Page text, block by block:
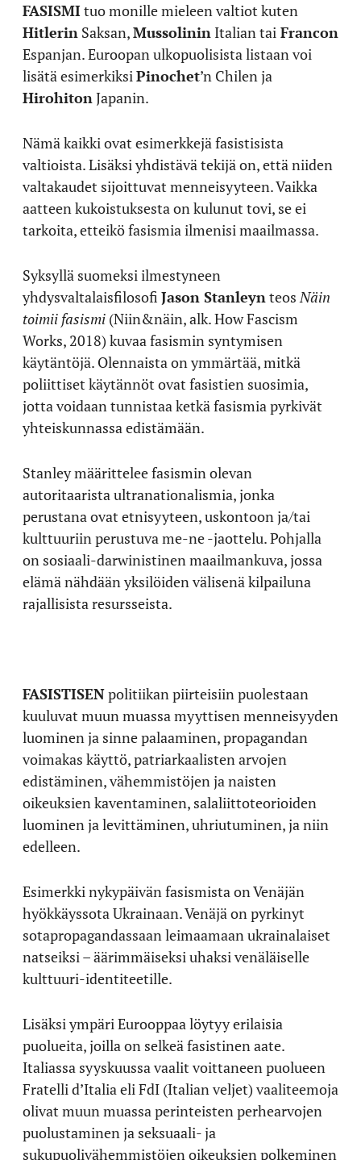
FASISMItuo monille mieleen valtiot kuten
Hitlerin Saksan,Mussolinin Italian tai Francon
Espanjan. Euroopan ulkopuolisista listaan voi
lisätä esimerkiksiPinochet’n Chilen ja
HirohitonJapanin.
Nämä kaikki ovat esimerkkejä fasistisista
valtioista. Lisäksi yhdistävä tekijä on, että niiden
valtakaudet sijoittuvat menneisyyteen. Vaikka
aatteen kukoistuksesta on kulunut tovi, se ei
tarkoita, etteikö fasismia ilmenisi maailmassa.
Syksyllä suomeksi ilmestyneen
yhdysvaltalaisfilosofi Jason StanleynteosNäin
toimii fasismi (Niin&näin, alk. How Fascism
Works, 2018) kuvaa fasismin syntymisen
käytäntöjä. Olennaista on ymmärtää, mitkä
poliittiset käytännöt ovat fasistien suosimia,
jotta voidaan tunnistaa ketkä fasismia pyrkivät
yhteiskunnassa edistämään.
Stanley määrittelee fasismin olevan
autoritaarista ultranationalismia, jonka
perustana ovat etnisyyteen, uskontoon ja/tai
kulttuuriin perustuva me-ne -jaottelu. Pohjalla
on sosiaali-darwinistinen maailmankuva, jossa
elämä nähdään yksilöiden välisenä kilpailuna
rajallisista resursseista.
FASISTISENpolitiikan piirteisiin puolestaan
kuuluvat muun muassa myyttisen menneisyyden
luominen ja sinne palaaminen, propagandan
voimakas käyttö, patriarkaalisten arvojen
edistäminen, vähemmistöjen ja naisten
oikeuksien kaventaminen, salaliittoteorioiden
luominen ja levittäminen, uhriutuminen, ja niin
edelleen.
Esimerkki nykypäivän fasismista on Venäjän
hyökkäyssota Ukrainaan. Venäjä on pyrkinyt
sotapropagandassaan leimaamaan ukrainalaiset
natseiksi – äärimmäiseksi uhaksi venäläiselle
kulttuuri-identiteetille.
Lisäksi ympäri Eurooppaa löytyy erilaisia
puolueita, joilla on selkeä fasistinen aate.
Italiassa syyskuussa vaalit voittaneen puolueen
Fratelli d’Italia eli FdI (Italian veljet) vaaliteemoja
olivat muun muassa perinteisten perhearvojen
puolustaminen ja seksuaali- ja
sukupuolivähemmistöjen oikeuksien polkeminen